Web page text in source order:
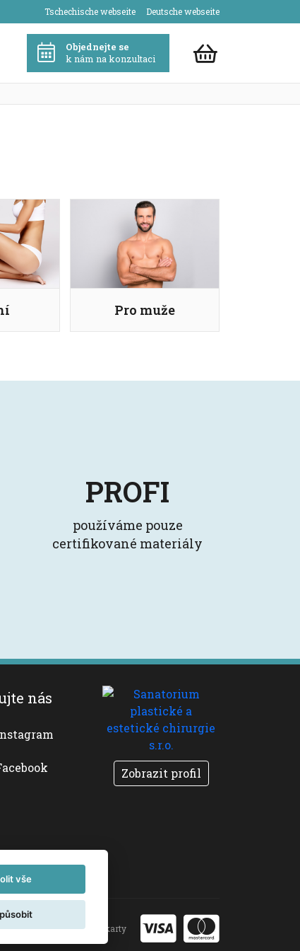
Tschechische webseite Deutsche webseite
Objednejte se
k nám na konzultaci
Pro muže
PROFI
používáme pouze
certifikované materiály
nás
Zobrazit profil
Akceptujeme platební karty
vše